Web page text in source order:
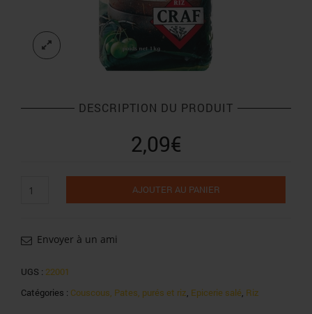
DESCRIPTION DU PRODUIT
2,09€
de
créole
AJOUTER AU PANIER
Envoyer à un ami
UGS : 22001
Catégories : Couscous, Pates, purés et riz, Epicerie salé, Riz